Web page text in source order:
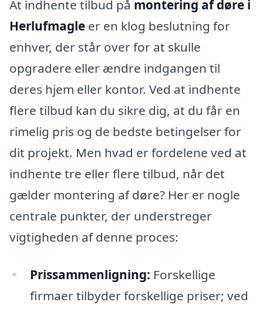
At indhente tilbud på montering af døre i
Herlufmagle er en klog beslutning for
enhver, der står over for at skulle
opgradere eller ændre indgangen til
deres hjem eller kontor. Ved at indhente
flere tilbud kan du sikre dig, at du får en
rimelig pris og de bedste betingelser for
dit projekt. Men hvad er fordelene ved at
indhente tre eller flere tilbud, når det
gælder montering af døre? Her er nogle
centrale punkter, der understreger
vigtigheden af denne proces:
Prissammenligning: Forskellige
firmaer tilbyder forskellige priser; ved